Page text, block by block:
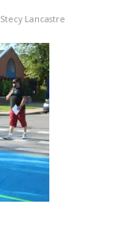
Stecy Lancastre